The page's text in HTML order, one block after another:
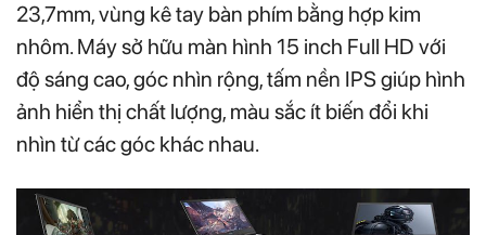
23,7mm, vùng kê tay bàn phím bằng hợp kim
nhôm. Máy sở hữu màn hình 15 inch Full HD với
độ sáng cao, góc nhìn rộng, tấm nền IPS giúp hình
ảnh hiển thị chất lượng, màu sắc ít biến đổi khi
nhìn từ các góc khác nhau.